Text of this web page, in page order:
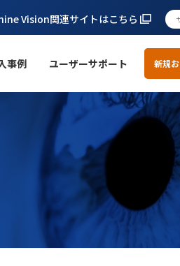
Vision関連サイトはこちら
事例 ユーザーサポート 新規